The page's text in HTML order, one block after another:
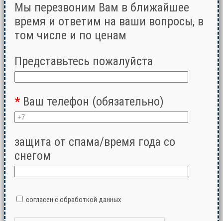
Мы перезвоним Вам в ближайшее
время и ответим на ваши вопросы, в
том числе и по ценам
Представьтесь пожалуйста
* Ваш телефон (обязательно)
защита от спама/время года со
снегом
согласен с обработкой данных